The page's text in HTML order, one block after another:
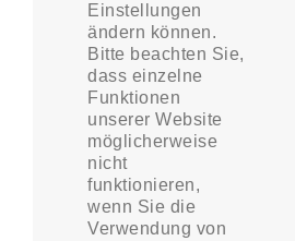
Einstellungen
ändern können.
Bitte beachten Sie,
dass einzelne
Funktionen
unserer Website
möglicherweise
nicht
funktionieren,
wenn Sie die
Verwendung von